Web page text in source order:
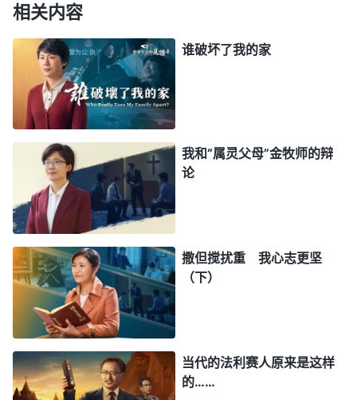
考不上我可以复读、补考，但神拯救人的机会只有一
次，错过了就再也没有了。又想到新冠疫情这么严
重，没有神的看顾保守人随时都会死亡。我觉得这个
疫情是神对我们的警示，这些年我随从世界潮流太多
的时间都被我浪费了，错过了很多尽本分得真理的机
会，这次我不想再错过了，如果我不趁着这仅有的时
间多尽本分预备
善行 ，落在灾难中后悔就晚了。这时
我想要尽本分的心越来越迫切，疫情解封后我就尽上
了浇灌新人的本分。
因为是在疫情期间，我在上网课，课程也不是很
多，我就边上课边尽本分，没想到却引起了我妈的不
满，因为我妈想让我在业余时间找一份兼职。一天晚
上，我妈气冲冲地问我：“我让你找工作这事你是咋
想的？”我说：“我还是打算尽点本分。”我妈很生气
地说：“我不是不让你尽本分，你边上班边尽本分
相关内容
谁破坏了我的家
我和“属灵父母”金牧师的辩
论
撒但搅扰重 我心志更坚
（下）
当代的法利赛人原来是这样
的……